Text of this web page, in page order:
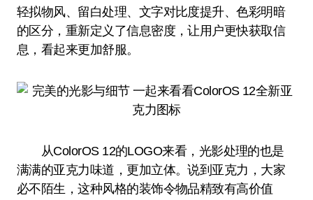
轻拟物风、留白处理、文字对比度提升、色彩明暗
的区分，重新定义了信息密度，让用户更快获取信
息，看起来更加舒服。
从ColorOS 12的LOGO来看，光影处理的也是
满满的亚克力味道，更加立体。说到亚克力，大家
必不陌生，这种风格的装饰令物品精致有高价值